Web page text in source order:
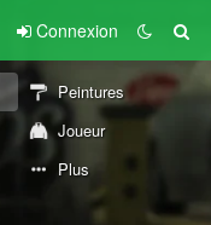
Connexion
Peintures
Joueur
Plus